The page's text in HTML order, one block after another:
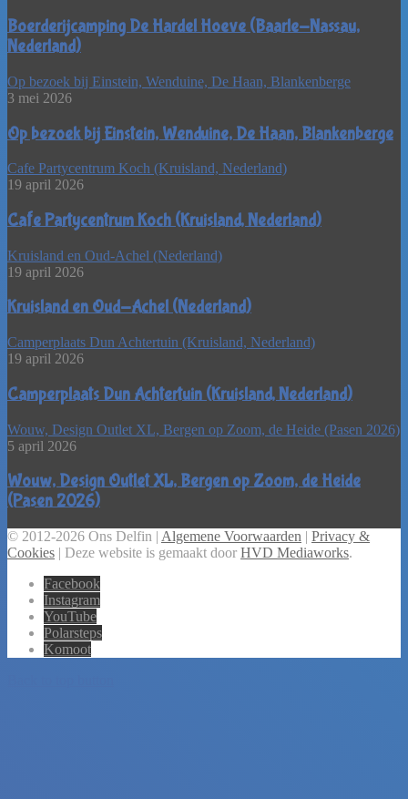
Boerderijcamping De Hardel Hoeve (Baarle-Nassau,
Nederland)
Op bezoek bij Einstein, Wenduine, De Haan, Blankenberge
3 mei 2026
Op bezoek bij Einstein, Wenduine, De Haan, Blankenberge
Cafe Partycentrum Koch (Kruisland, Nederland)
19 april 2026
Cafe Partycentrum Koch (Kruisland, Nederland)
Kruisland en Oud-Achel (Nederland)
19 april 2026
Kruisland en Oud-Achel (Nederland)
Camperplaats Dun Achtertuin (Kruisland, Nederland)
19 april 2026
Camperplaats Dun Achtertuin (Kruisland, Nederland)
Wouw, Design Outlet XL, Bergen op Zoom, de Heide (Pasen 2026)
5 april 2026
Wouw, Design Outlet XL, Bergen op Zoom, de Heide
(Pasen 2026)
© 2012-2026 Ons Delfin | Algemene Voorwaarden | Privacy &
Cookies | Deze website is gemaakt door HVD Mediaworks.
Facebook
Instagram
YouTube
Polarsteps
Komoot